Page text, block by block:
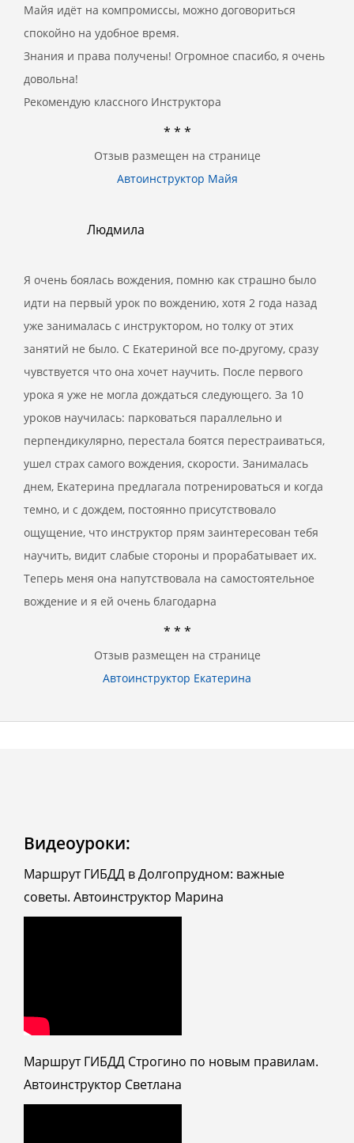
Майя идёт на компромиссы, можно договориться
спокойно на удобное время.
Знания и права получены! Огромное спасибо, я очень
довольна!
Рекомендую классного Инструктора
* * *
Отзыв размещен на странице
Автоинструктор Майя
Людмила
Я очень боялась вождения, помню как страшно было
идти на первый урок по вождению, хотя 2 года назад
уже занималась с инструктором, но толку от этих
занятий не было. С Екатериной все по-другому, сразу
чувствуется что она хочет научить. После первого
урока я уже не могла дождаться следующего. За 10
уроков научилась: парковаться параллельно и
перпендикулярно, перестала боятся перестраиваться,
ушел страх самого вождения, скорости. Занималась
днем, Екатерина предлагала потренироваться и когда
темно, и с дождем, постоянно присутствовало
ощущение, что инструктор прям заинтересован тебя
научить, видит слабые стороны и прорабатывает их.
Теперь меня она напутствовала на самостоятельное
вождение и я ей очень благодарна
* * *
Отзыв размещен на странице
Автоинструктор Екатерина
Видеоуроки:
Маршрут ГИБДД в Долгопрудном: важные
советы. Автоинструктор Марина
Маршрут ГИБДД Строгино по новым правилам.
Автоинструктор Светлана